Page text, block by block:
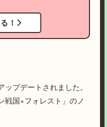
！
プデートされました。
戦国×フォレスト」のノ